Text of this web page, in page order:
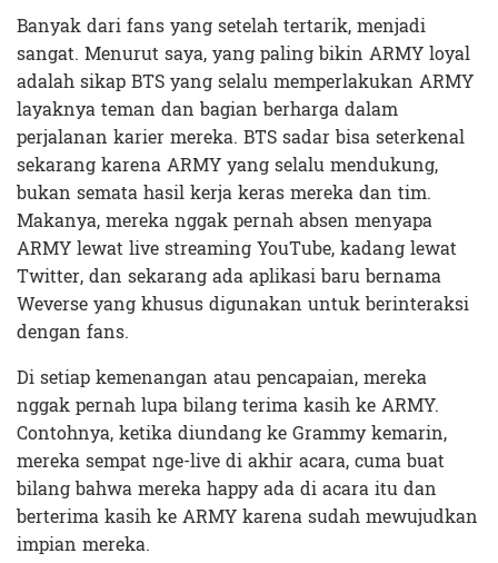
Banyak dari fans yang setelah tertarik, menjadi
sangat. Menurut saya, yang paling bikin ARMY loyal
adalah sikap BTS yang selalu memperlakukan ARMY
layaknya teman dan bagian berharga dalam
perjalanan karier mereka. BTS sadar bisa seterkenal
sekarang karena ARMY yang selalu mendukung,
bukan semata hasil kerja keras mereka dan tim.
Makanya, mereka nggak pernah absen menyapa
ARMY lewat live streaming YouTube, kadang lewat
Twitter, dan sekarang ada aplikasi baru bernama
Weverse yang khusus digunakan untuk berinteraksi
dengan fans.
Di setiap kemenangan atau pencapaian, mereka
nggak pernah lupa bilang terima kasih ke ARMY.
Contohnya, ketika diundang ke Grammy kemarin,
mereka sempat nge-live di akhir acara, cuma buat
bilang bahwa mereka happy ada di acara itu dan
berterima kasih ke ARMY karena sudah mewujudkan
impian mereka.